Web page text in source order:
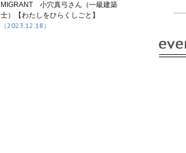
MIGRANT 小穴真弓さん（一級建築
士）【わたしをひらくしごと】
（2023.12.18）